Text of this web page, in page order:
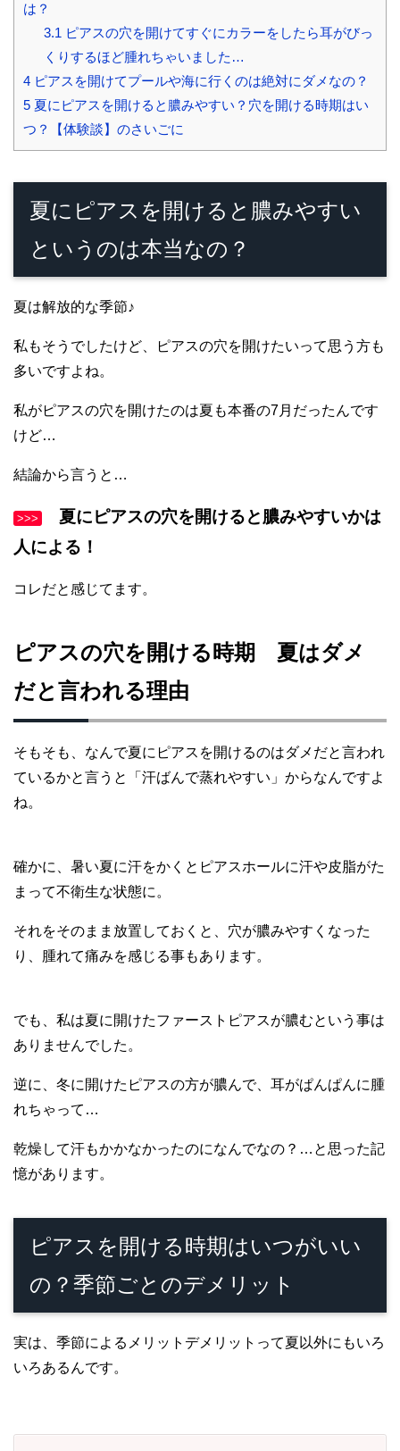
は？
3.1 ピアスの穴を開けてすぐにカラーをしたら耳がびっ
くりするほど腫れちゃいました…
4 ピアスを開けてプールや海に行くのは絶対にダメなの？
5 夏にピアスを開けると膿みやすい？穴を開ける時期はい
つ？【体験談】のさいごに
夏にピアスを開けると膿みやすい
というのは本当なの？
夏は解放的な季節♪
私もそうでしたけど、ピアスの穴を開けたいって思う方も
多いですよね。
私がピアスの穴を開けたのは夏も本番の7月だったんです
けど…
結論から言うと…
>>>
夏にピアスの穴を開けると膿みやすいかは
人による！
コレだと感じてます。
ピアスの穴を開ける時期 夏はダメ
だと言われる理由
そもそも、なんで夏にピアスを開けるのはダメだと言われ
ているかと言うと「汗ばんで蒸れやすい」からなんですよ
ね。
確かに、暑い夏に汗をかくとピアスホールに汗や皮脂がた
まって不衛生な状態に。
それをそのまま放置しておくと、穴が膿みやすくなった
り、腫れて痛みを感じる事もあります。
でも、私は夏に開けたファーストピアスが膿むという事は
ありませんでした。
逆に、冬に開けたピアスの方が膿んで、耳がぱんぱんに腫
れちゃって…
乾燥して汗もかかなかったのになんでなの？…と思った記
憶があります。
ピアスを開ける時期はいつがいい
の？季節ごとのデメリット
実は、季節によるメリットデメリットって夏以外にもいろ
いろあるんです。